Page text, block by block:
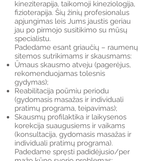
kineziterapija, taikomoji kineziologija,
fizioterapija. Šių žinių profesionalus
apjungimas leis Jums jaustis geriau
jau po pirmojo susitikimo su mūsų
specialistu.
Padedame esant griaučių – raumenų
sitemos sutrikimams ir skausmams:
Ūmaus skausmo atveju (pagerėjus,
rekomenduojamas tolesnis
gydymas);
Reabilitacija poūmiu periodu
(gydomasis masažas ir individuali
pratimų programa, teipavimas);
Skausmų profilaktika ir laikysenos
korekcija suaugusiems ir vaikams
(konsultacija, gydomasis masažas ir
individuali pratimų programa).
Padedame spręsti padidėjusio/per